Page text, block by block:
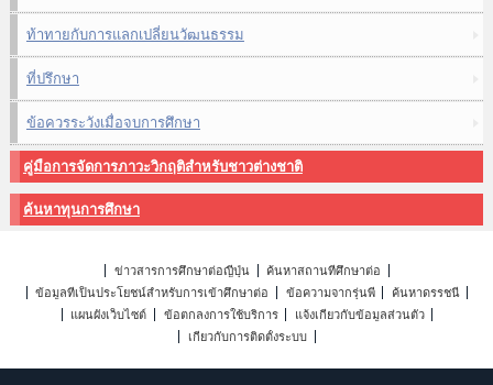
ท้าทายกับการแลกเปลี่ยนวัฒนธรรม
ที่ปรึกษา
ข้อควรระวังเมื่อจบการศึกษา
คู่มือการจัดการภาวะวิกฤติสำหรับชาวต่างชาติ
ค้นหาทุนการศึกษา
ข่าวสารการศึกษาต่อญี่ปุ่น
ค้นหาสถานที่ศึกษาต่อ
ข้อมูลที่เป็นประโยชน์สำหรับการเข้าศึกษาต่อ
ข้อความจากรุ่นพี่
ค้นหาดรรชนี
แผนผังเว็บไซต์
ข้อตกลงการใช้บริการ
แจ้งเกี่ยวกับข้อมูลส่วนตัว
เกี่ยวกับการติดตั้งระบบ